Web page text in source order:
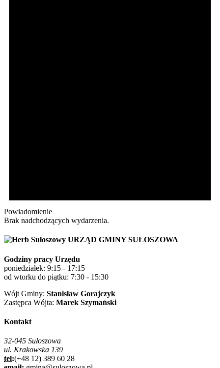
Powiadomienie
Brak nadchodzących wydarzenia.
URZĄD GMINY SUŁOSZOWA
Godziny pracy Urzędu
poniedziałek: 9:15 - 17:15
od wtorku do piątku: 7:30 - 15:30
Wójt Gminy: Stanisław Gorajczyk
Zastępca Wójta: Marek Szymański
Kontakt
32-045 Sułoszowa
ul. Krakowska 139
tel:(+48 12) 389 60 28